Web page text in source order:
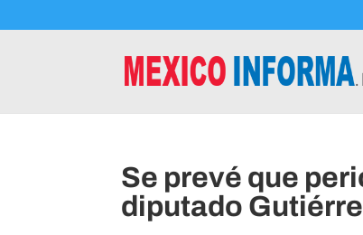
Se prevé que
diputado